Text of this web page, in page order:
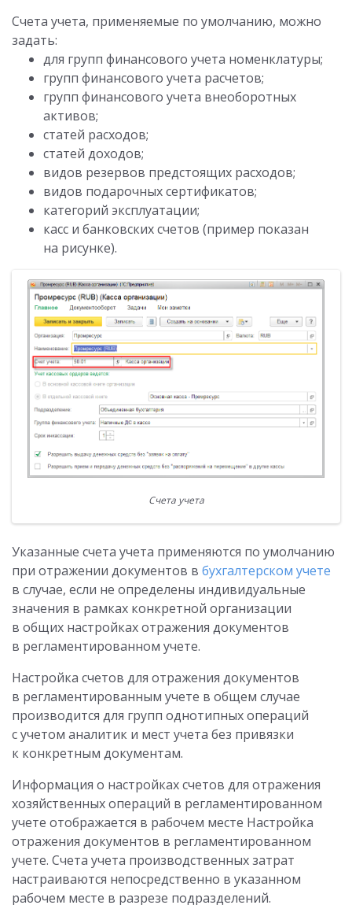
Счета учета, применяемые по умолчанию, можно
задать:
для групп финансового учета номенклатуры;
групп финансового учета расчетов;
групп финансового учета внеоборотных
активов;
статей расходов;
статей доходов;
видов резервов предстоящих расходов;
видов подарочных сертификатов;
категорий эксплуатации;
касс и банковских счетов (пример показан
на рисунке).
Счета учета
Указанные счета учета применяются по умолчанию
при отражении документов в бухгалтерском учете
в случае, если не определены индивидуальные
значения в рамках конкретной организации
в общих настройках отражения документов
в регламентированном учете.
Настройка счетов для отражения документов
в регламентированным учете в общем случае
производится для групп однотипных операций
с учетом аналитик и мест учета без привязки
к конкретным документам.
Информация о настройках счетов для отражения
хозяйственных операций в регламентированном
учете отображается в рабочем месте Настройка
отражения документов в регламентированном
учете. Счета учета производственных затрат
настраиваются непосредственно в указанном
рабочем месте в разрезе подразделений.